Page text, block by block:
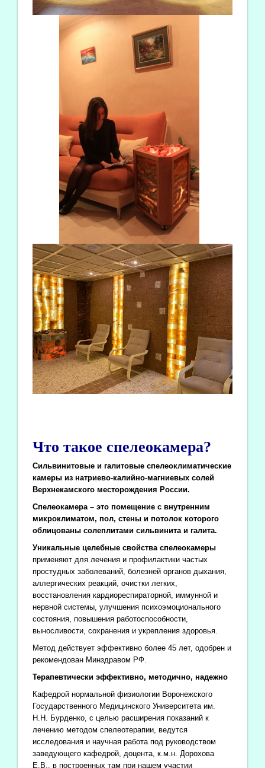
Что такое спелеокамера?
Сильвинитовые и галитовые спелеоклиматические
камеры из натриево-калийно-магниевых солей
Верхнекамского месторождения России.
Спелеокамера – это помещение с внутренним
микроклиматом, пол, стены и потолок которого
облицованы солеплитами сильвинита и галита.
Уникальные целебные свойства спелеокамеры
применяют для лечения и профилактики частых
простудных заболеваний, болезней органов дыхания,
аллергических реакций, очистки легких,
восстановления кардиореспираторной, иммунной и
нервной системы, улучшения психоэмоционального
состояния, повышения работоспособности,
выносливости, сохранения и укрепления здоровья.
Метод действует эффективно более 45 лет, одобрен и
рекомендован Минздравом РФ.
Терапевтически эффективно, методично, надежно
Кафедрой нормальной физиологии Воронежского
Государственного Медицинского Университета им.
Н.Н. Бурденко, с целью расширения показаний к
лечению методом спелеотерапии, ведутся
исследования и научная работа под руководством
заведующего кафедрой, доцента, к.м.н. Дорохова
Е.В., в построенных там при нашем участии